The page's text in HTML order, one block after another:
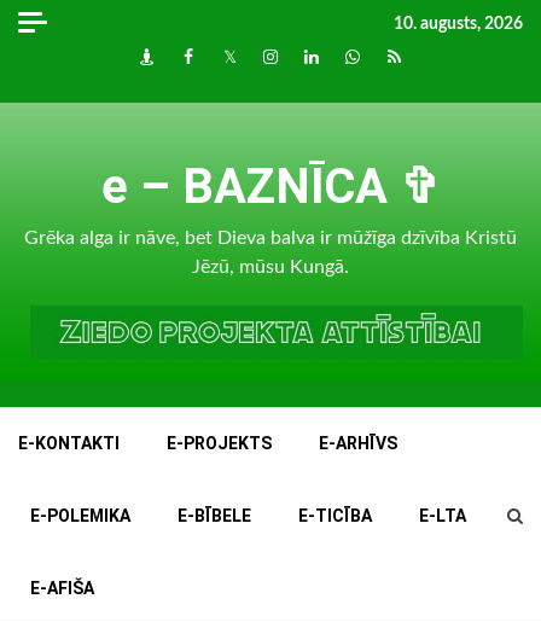
Skip
10. augusts, 2026
DraugiemFacebook
TwitterInstagram
LinkedInwhatsapp
RSS
e – BAZNĪCA ✞
Grēka alga ir nāve, bet Dieva balva ir mūžīga dzīvība Kristū
Jēzū, mūsu Kungā.
E-KONTAKTI E-PROJEKTS E-ARHĪVS
E-POLEMIKA E-BĪBELE E-TICĪBA E-LTA
E-AFIŠA